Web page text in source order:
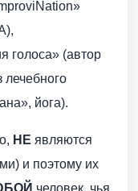
голоса» (автор
лечебного
йога).
НЕ являются
и поэтому их